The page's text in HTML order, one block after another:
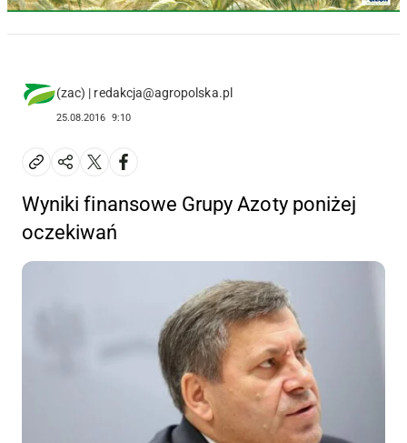
(zac) | redakcja@agropolska.pl
25.08.2016 9:10
Wyniki finansowe Grupy Azoty poniżej
oczekiwań